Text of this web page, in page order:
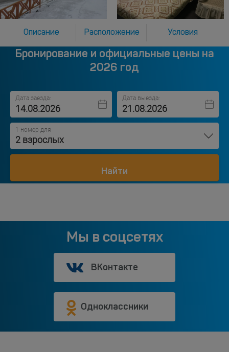
Описание Расположение Условия
Бронирование и официальные цены на
2026 год
Дата заезда: Дата выезда:
1 номер для
2 взрослых
Найти
Мы в соцсетях
ВКонтакте
Одноклассники